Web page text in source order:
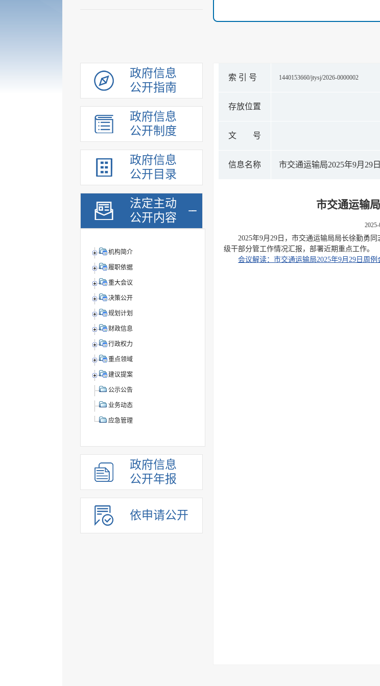
政府信息
公开指南
政府信息
公开制度
政府信息
公开目录
法定主动
公开内容
机构简介
履职依据
重大会议
决策公开
规划计划
财政信息
行政权力
重点领域
建议提案
公示公告
业务动态
应急管理
政府信息
公开年报
依申请公开
索 引 号 1440153660/jtysj/2026-0000002
存放位置
文 号
信息名称 市交通运输局2025年9月29
市交通运输
2025年9月29日，市交通运输局局长徐勤勇
级干部分管工作情况汇报，部署近期重点工作。
会议解读：市交通运输局2025年9月29日周例